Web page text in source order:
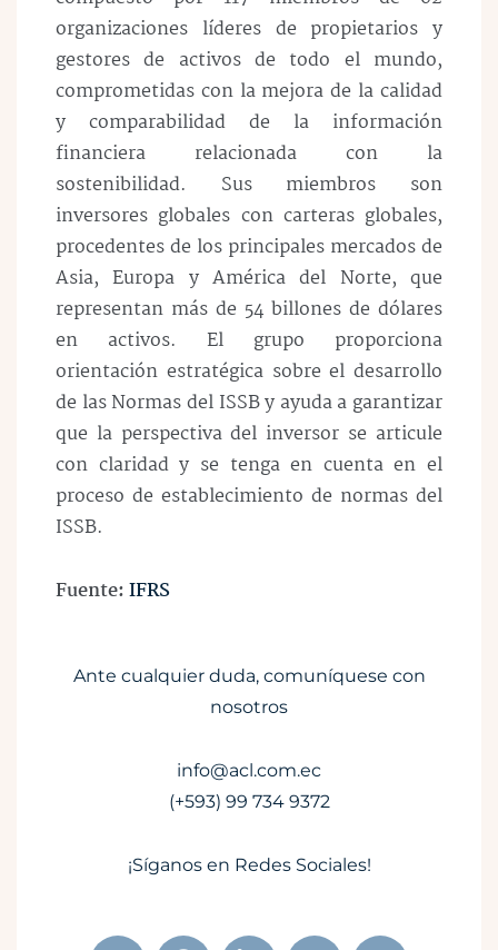
organizaciones líderes de propietarios y
gestores de activos de todo el mundo,
comprometidas con la mejora de la calidad
y comparabilidad de la información
financiera relacionada con la
sostenibilidad. Sus miembros son
inversores globales con carteras globales,
procedentes de los principales mercados de
Asia, Europa y América del Norte, que
representan más de 54 billones de dólares
en activos. El grupo proporciona
orientación estratégica sobre el desarrollo
de las Normas del ISSB y ayuda a garantizar
que la perspectiva del inversor se articule
con claridad y se tenga en cuenta en el
proceso de establecimiento de normas del
ISSB.
Fuente:IFRS
Ante cualquier duda, comuníquese con
nosotros
info@acl.com.ec
(+593) 99 734 9372
¡Síganos en Redes Sociales!